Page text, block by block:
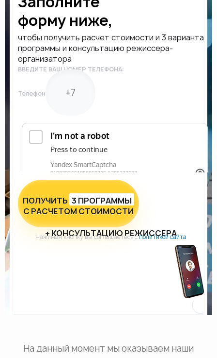
форму ниже,
чтобы получить расчет стоимости и 3 варианта
программы и консультацию режиссера-
организатора
ВВЕДИТЕ ВАШ НОМЕР ТЕЛЕФОНА:
Телефон
ПОЛУЧИТЬ 3 ПРОГРАММЫ
С РАСЧЕТОМ СТОИМОСТИ
+ КОНСУЛЬТАЦИЮ РЕЖИССЕРА
Нажимая кнопку вы соглашаетесь сполитикой сайта
На данный момент мы оказываем наши